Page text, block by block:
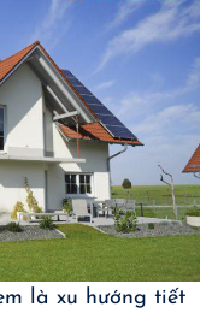
là xu hướng tiết